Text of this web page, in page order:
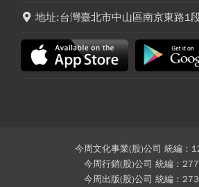
地址:台灣臺北市中山區南京東路1
今周文化事業(股)公司 統編：
今周行銷(股)公司 統編：
今周出版(股)公司 統編：